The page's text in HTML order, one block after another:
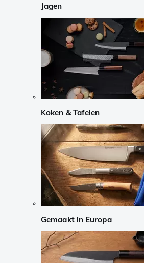
Jagen
Koken & Tafelen
Gemaakt in Europa